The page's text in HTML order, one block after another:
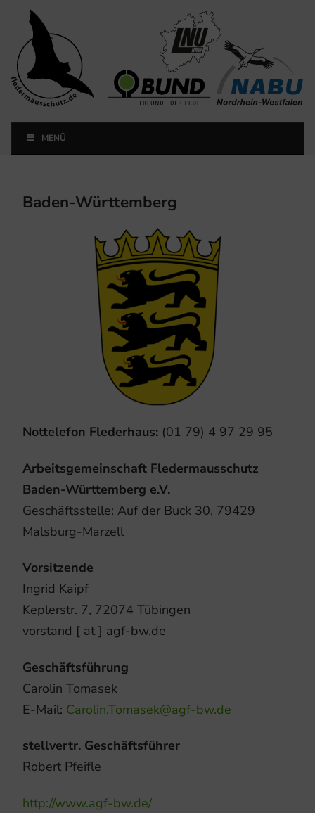
Landesfachausschuss
Fledermausschutz NRW
MENÜ
Baden-Württemberg
Nottelefon Flederhaus:(01 79) 4 97 29 95
Arbeitsgemeinschaft Fledermausschutz
Baden-Württemberg e.V.
Geschäftsstelle: Auf der Buck 30, 79429
Malsburg-Marzell
Vorsitzende
Ingrid Kaipf
Keplerstr. 7, 72074 Tübingen
vorstand [ at ] agf-bw.de
Geschäftsführung
Carolin Tomasek
E-Mail: Carolin.Tomasek@agf-bw.de
stellvertr. Geschäftsführer
Robert Pfeifle
http://www.agf-bw.de/